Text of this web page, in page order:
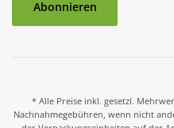
Abonnieren
* Alle Preise inkl. gesetzl.
Nachnahmegebühren, wenn nicht